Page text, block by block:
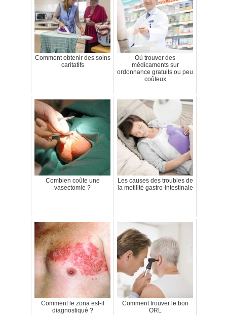
Comment obtenir des soins
caritatifs
Où trouver des
médicaments sur
ordonnance gratuits ou peu
coûteux
Combien coûte une
vasectomie ?
Les causes des troubles de
la motilité gastro-intestinale
Comment le zona est-il
diagnostiqué ?
Comment trouver le bon
ORL